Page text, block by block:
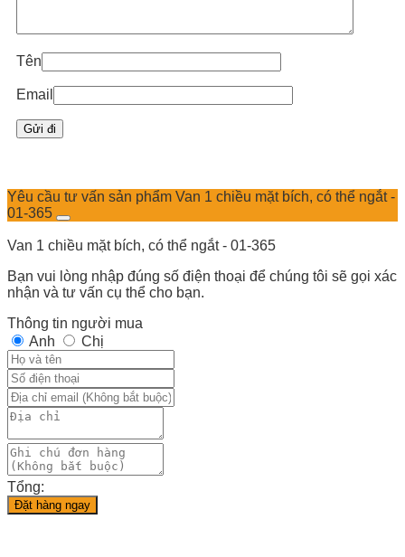
Tên
Email
Yêu cầu tư vấn sản phẩm Van 1 chiều mặt bích, có thể ngắt -
01-365
Van 1 chiều mặt bích, có thể ngắt - 01-365
Bạn vui lòng nhập đúng số điện thoại để chúng tôi sẽ gọi xác
nhận và tư vấn cụ thể cho bạn.
Thông tin người mua
Anh
Chị
Tổng:
Đặt hàng ngay